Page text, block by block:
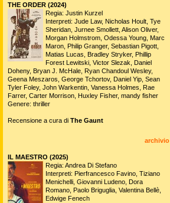
THE ORDER (2024)
Regia: Justin Kurzel
Interpreti: Jude Law, Nicholas Hoult, Tye
Sheridan, Jurnee Smollett, Alison Oliver,
Morgan Holmstrom, Odessa Young, Marc
Maron, Philip Granger, Sebastian Pigott,
Matias Lucas, Bradley Stryker, Phillip
Forest Lewitski, Victor Slezak, Daniel
Doheny, Bryan J. McHale, Ryan Chandoul Wesley,
Geena Meszaros, George Tchortov, Daniel Yip, Sean
Tyler Foley, John Warkentin, Vanessa Holmes, Rae
Farrer, Carter Morrison, Huxley Fisher, mandy fisher
Genere: thriller
Recensione a cura di The Gaunt
archivio
IL MAESTRO (2025)
Regia: Andrea Di Stefano
Interpreti: Pierfrancesco Favino, Tiziano
Menichelli, Giovanni Ludeno, Dora
Romano, Paolo Briguglia, Valentina Bellè,
Edwige Fenech